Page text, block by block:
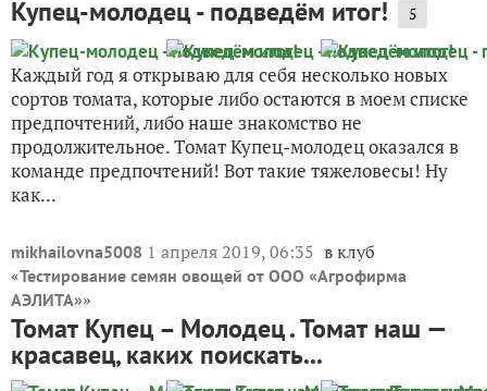
Купец-молодец - подведём итог! 5
Каждый год я открываю для себя несколько новых
сортов томата, которые либо остаются в моем списке
предпочтений, либо наше знакомство не
продолжительное. Томат Купец-молодец оказался в
команде предпочтений! Вот такие тяжеловесы! Ну
как...
mikhailovna5008 1 апреля 2019, 06:35 в клуб
«Тестирование семян овощей от ООО «Агрофирма
АЭЛИТА»»
Томат Купец – Молодец . Томат наш —
красавец, каких поискать...